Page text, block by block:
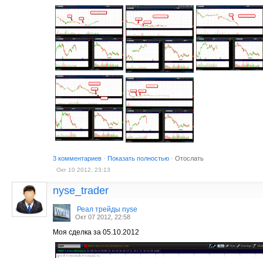
3 комментариев · Показать полностью · Отослать
Окт 10 2012, 23:13
nyse_trader
Реал трейды nyse
Окт 07 2012, 22:58
Моя сделка за 05.10.2012